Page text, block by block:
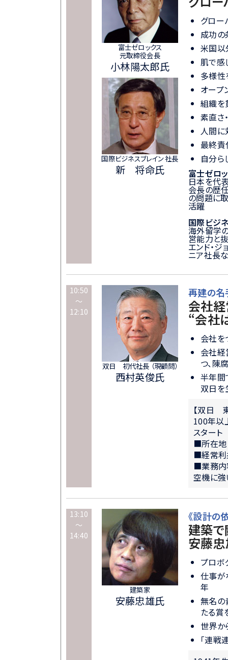
富士ゼロックス
元取締役会長
小林陽太郎氏
国際ビジネスブレイン 社長
新 将命氏
グロー
成功の
米国以
肌で感
多様性
オープ
組織を
素直
人間に
最終責
自分ら
富士ゼロ
日本を代
会長の歴
の問題に
活躍
国際ビジ
海外留学
営能力と
エンド・ジ
ニア社長
10:50
～
12:10
双日 初代社長 （現顧問）
西村英俊氏
再建の名
会社
“会社
会社を
会社経
つ、陳
半年間
双日を
【双日
100年以
スタート
■所在
■経常
■業務内
空機に強
13:10
～
14:40
建築家
安藤忠雄氏
《設計の
建築
安藤
プロボ
仕事が
年
無名の
たる賞
世界か
「連戦